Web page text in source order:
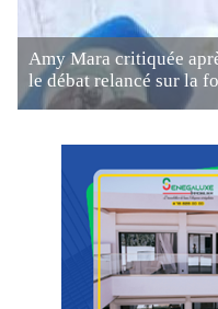
Amy Mara critiquée
le débat relancé sur la